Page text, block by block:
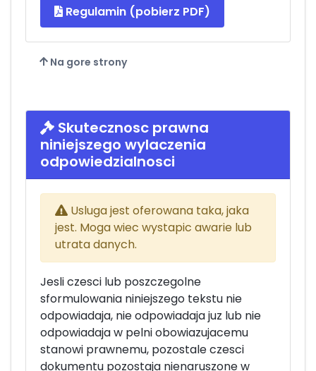
Regulamin (pobierz PDF)
Na gore strony
Skutecznosc prawna
niniejszego wylaczenia
odpowiedzialnosci
Usluga jest oferowana taka, jaka
jest. Moga wiec wystapic awarie lub
utrata danych.
Jesli czesci lub poszczegolne
sformulowania niniejszego tekstu nie
odpowiadaja, nie odpowiadaja juz lub nie
odpowiadaja w pelni obowiazujacemu
stanowi prawnemu, pozostale czesci
dokumentu pozostaja nienaruszone w